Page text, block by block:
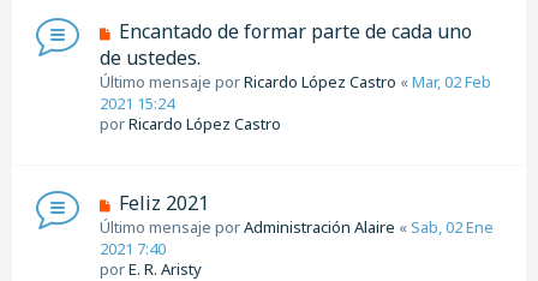
Encantado de formar parte de cada uno
de ustedes.
Último mensaje porRicardo López Castro «Mar, 02 Feb
2021 15:24
porRicardo López Castro
Feliz 2021
Último mensaje porAdministración Alaire «Sab, 02 Ene
2021 7:40
porE. R. Aristy